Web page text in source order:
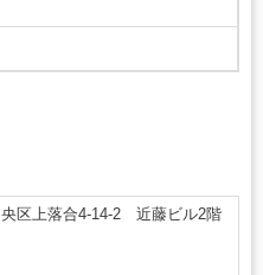
区上落合4-14-2 近藤ビル2階